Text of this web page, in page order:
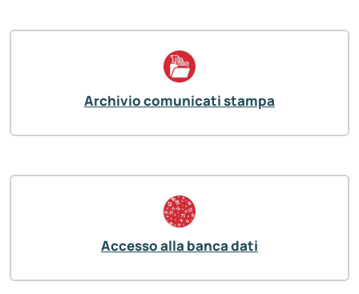
Archivio comunicati stampa
Accesso alla banca dati